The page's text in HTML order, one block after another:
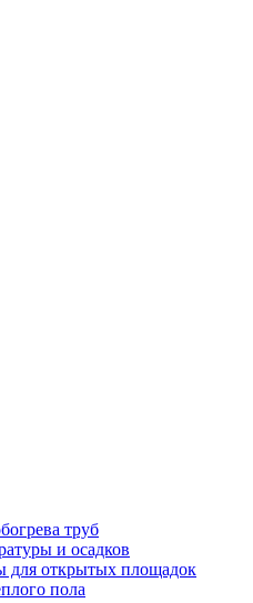
труб
и осадков
для открытых площадок
пола